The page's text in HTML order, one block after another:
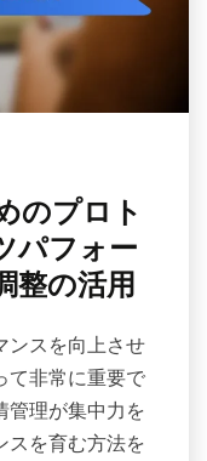
のプロト
パフォー
整の活用
ンスを向上させ
て非常に重要で
管理が集中力を
スを育む方法を